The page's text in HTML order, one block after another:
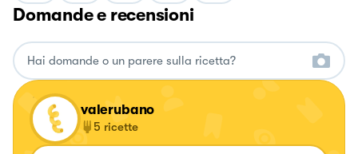
Domande e recensioni
valerubano
5 ricette